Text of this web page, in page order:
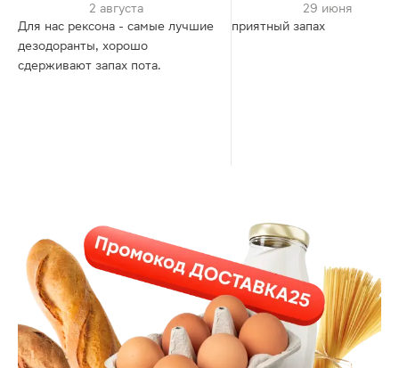
2 августа
Для нас рексона - самые лучшие
дезодоранты, хорошо
сдерживают запах пота.
29 июня
приятный запах